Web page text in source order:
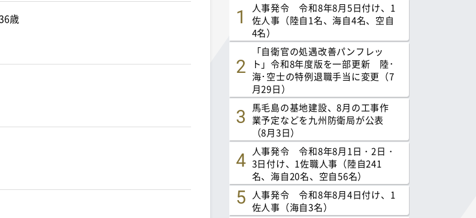
歳
人事発令 令和8年8月5日付け、1
佐人事（陸自1名、海自4名、空自
4名）
「自衛官の処遇改善パンフレッ
ト」令和8年度版を一部更新 陸･
海･空士の特例退職手当に変更（7
月29日）
馬毛島の基地建設、8月の工事作
業予定などを九州防衛局が公表
（8月3日）
人事発令 令和8年8月1日・2日・
3日付け、1佐職人事（陸自241
名、海自20名、空自56名）
人事発令 令和8年8月4日付け、1
佐人事（海自3名）